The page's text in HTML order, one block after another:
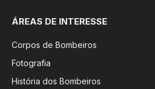
ÁREAS DE INTERESSE
Corpos de Bombeiros
Fotografia
História dos Bombeiros